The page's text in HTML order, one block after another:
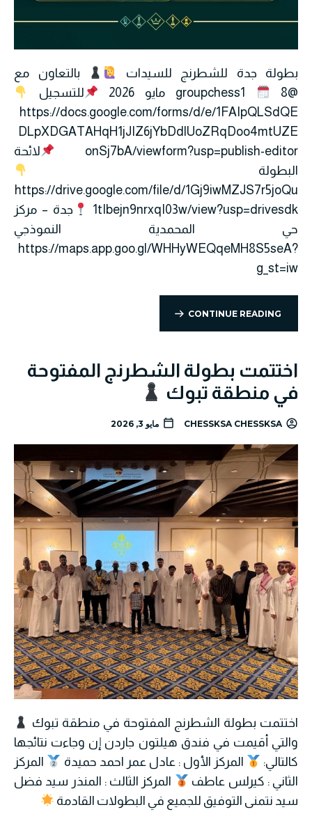
بطولة جدة للشطرنج للسيدات
بالتعاون مع
@groupchess18 مايو 2026
للتسجيل
https://docs.google.com/forms/d/e/1FAIpQLSdQE
DLpXDGATAHqH1jJIZ6jYbDdlUoZRqDoo4mtUZE
onSj7bA/viewform?usp=publish-editor
لائحة
البطولة
https://drive.google.com/file/d/1Gj9iwMZJS7r5joQu
1tIbejn9nrxqI03w/view?usp=drivesdk
جدة – مركز
حي المحمدية النموذجي
https://maps.app.goo.gl/WHHyWEQqeMH8S5seA?
g_st=iw
CONTINUE READING
اختتمت بطولة الشطرنج المفتوحة
في منطقة تبوك
CHESSKSA CHESSKSA مايو 3, 2026
اختتمت بطولة الشطرنج المفتوحة في منطقة تبوك
والتي أقيمت في فندق هيلتون جاردن إن وجاءت نتائجها
كالتالي:
المركز الأول : عادل عمر احمد حميدة
المركز
الثاني : كيرلس عاطف
المركز الثالث : المنذر سيد فضل
سيد نتمنى التوفيق للجميع في البطولات القادمة